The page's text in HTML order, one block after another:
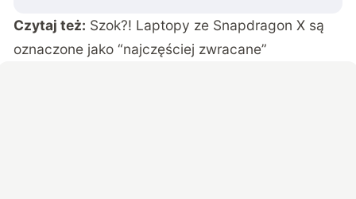
Czytaj też: Szok?! Laptopy ze Snapdragon X są
oznaczone jako “najczęściej zwracane”